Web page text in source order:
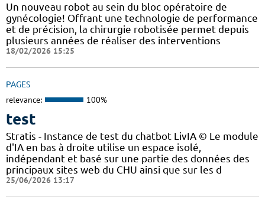
Un nouveau robot au sein du bloc opératoire de
gynécologie! Offrant une technologie de performance
et de précision, la chirurgie robotisée permet depuis
plusieurs années de réaliser des interventions
18/02/2026 15:25
PAGES
relevance: 100%
test
Stratis - Instance de test du chatbot LivIA © Le module
d'IA en bas à droite utilise un espace isolé,
indépendant et basé sur une partie des données des
principaux sites web du CHU ainsi que sur les d
25/06/2026 13:17